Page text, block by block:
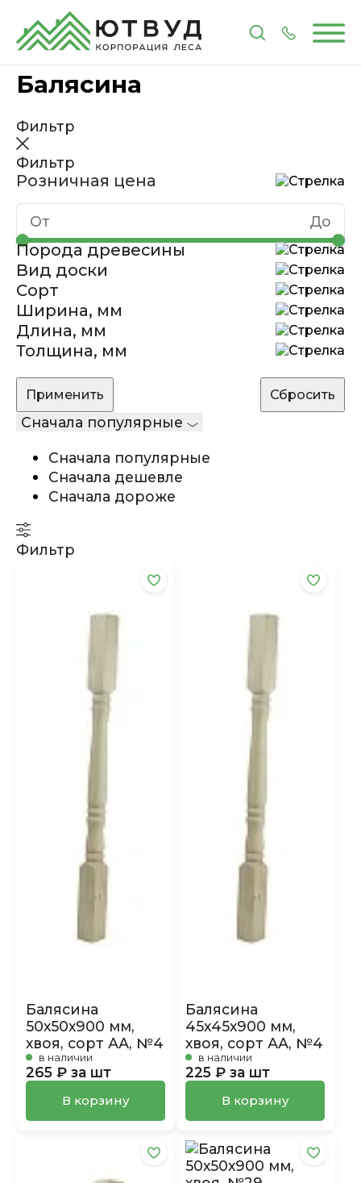
ГлавнаяКаталогМебельные комплектующие
Балясина
Фильтр
Фильтр
Розничная цена
Порода древесины
Вид доски
Сорт
Ширина, мм
Длина, мм
Толщина, мм
Сначала популярные
Сначала популярные
Сначала дешевле
Сначала дороже
Фильтр
Балясина
50х50х900 мм,
хвоя, сорт АА, №4
в наличии
265 ₽ за шт
В корзину
Балясина
45х45х900 мм,
хвоя, сорт АА, №4
в наличии
225 ₽ за шт
В корзину